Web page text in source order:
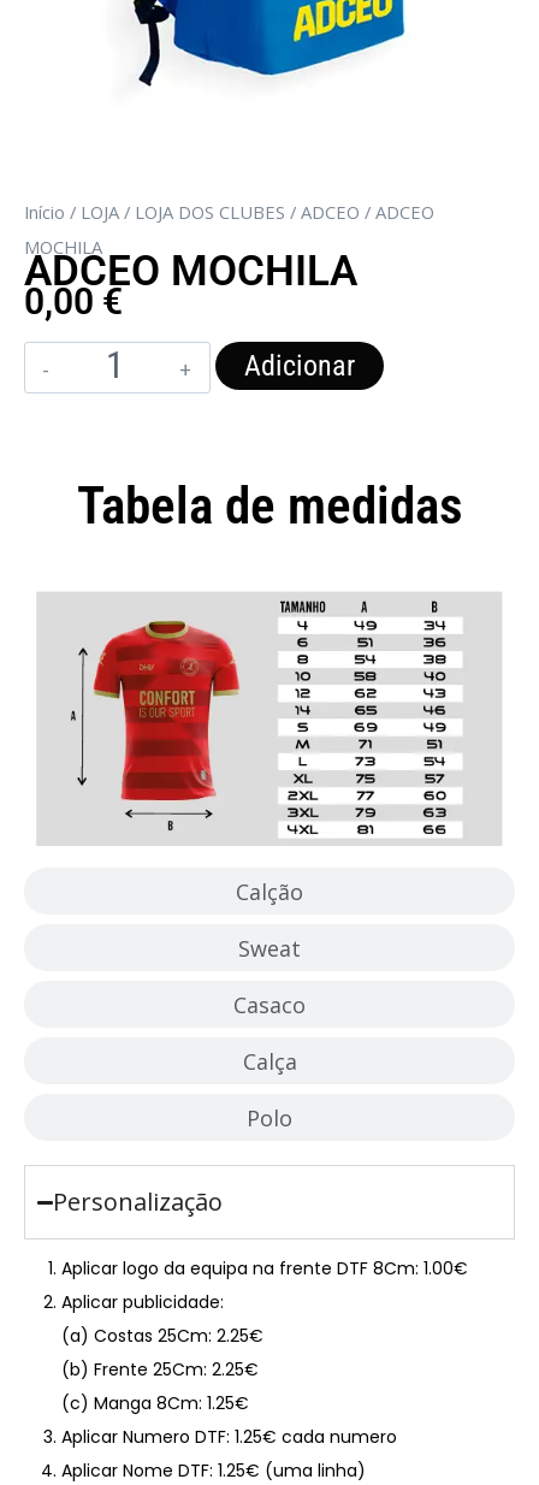
Início / LOJA / LOJA DOS CLUBES / ADCEO / ADCEO
MOCHILA
ADCEO MOCHILA
0,00 €
Adicionar
Tabela de medidas
Calção
Sweat
Casaco
Calça
Polo
Personalização
Aplicar logo da equipa na frente DTF 8Cm: 1.00€
Aplicar publicidade:
(a) Costas 25Cm: 2.25€
(b) Frente 25Cm: 2.25€
(c) Manga 8Cm: 1.25€
Aplicar Numero DTF: 1.25€ cada numero
Aplicar Nome DTF: 1.25€ (uma linha)